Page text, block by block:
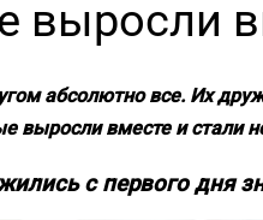
выросли
абсолютно все. Их
выросли вместе и стали
с первого дня